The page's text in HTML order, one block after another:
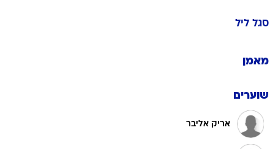
סגל ליל
מאמן
שוערים
אריק אליבר